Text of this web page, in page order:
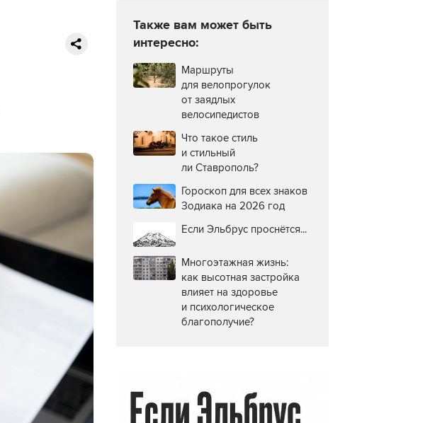
Также вам может быть
интересно:
Маршруты
для велопрогулок
от заядлых
велосипедистов
Что такое стиль
и стильный
ли Ставрополь?
Гороскоп для всех знаков
Зодиака на 2026 год
Если Эльбрус проснётся...
Многоэтажная жизнь:
как высотная застройка
влияет на здоровье
и психологическое
благополучие?